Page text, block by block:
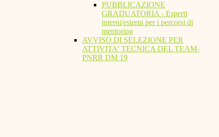
PUBBLICAZIONE
GRADUATORIA - Esperti
interni/esterni per i percorsi di
mentoring
AVVISO DI SELEZIONE PER
ATTIVITA' TECNICA DEL TEAM-
PNRR DM 19